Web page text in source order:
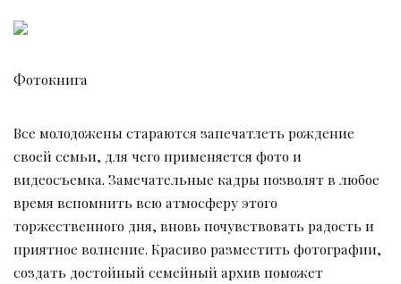
Фотокнига
Все молодожены стараются запечатлеть рождение
своей семьи, для чего применяется фото и
видеосъемка. Замечательные кадры позволят в любое
время вспомнить всю атмосферу этого
торжественного дня, вновь почувствовать радость и
приятное волнение. Красиво разместить фотографии,
создать достойный семейный архив поможет